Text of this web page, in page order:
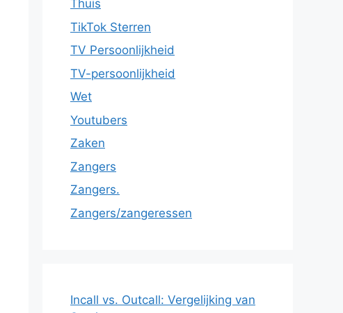
Thuis
TikTok Sterren
TV Persoonlijkheid
TV-persoonlijkheid
Wet
Youtubers
Zaken
Zangers
Zangers.
Zangers/zangeressen
Incall vs. Outcall: Vergelijking van